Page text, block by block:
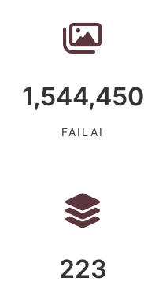
1,544,450
FAILAI
223